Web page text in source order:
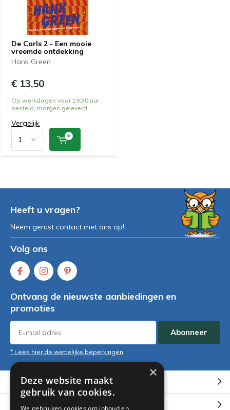
De Carls 2 - Een mooie
vreemde ontdekking
Hank Green
€ 13,50
Op werkdagen voor 19:30 uur
besteld, morgen geleverd
Vergelijk
Heeft u vragen?
Neem gerust contact met ons op!
Volg ons
Ontvang de nieuwste aanbiedingen en
promoties
Abonneer
* Lees hier de wettelijke beperkingen
Klantenservice
Mijn account
×
Deze website maakt
gebruik van cookies.
We gebruiken cookies om inhoud en